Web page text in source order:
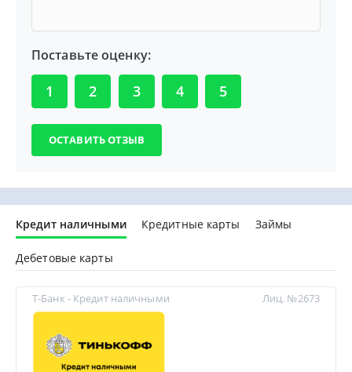
Поставьте оценку:
1 2 3 4 5
Кредит наличными Кредитные карты Займы
Дебетовые карты
Т-Банк - Кредит наличными Лиц. №2673